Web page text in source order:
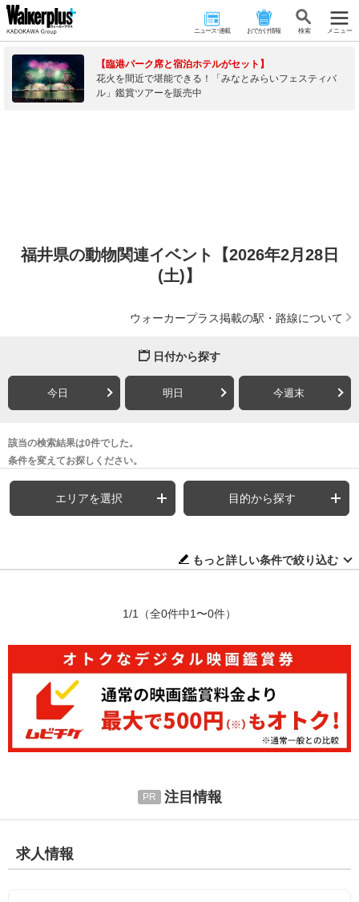
ニュース･連載 おでかけ情報 検 索 メニュー
【臨港パーク席と宿泊ホテルがセット】
花火を間近で堪能できる！「みなとみらいフェスティバ
ル」鑑賞ツアーを販売中
福井県の動物関連イベント【2026年2月28日
(土)】
ウォーカープラス掲載の駅・路線について
日付から探す
今日 明日 今週末
該当の検索結果は0件でした。
条件を変えてお探しください。
エリアを選択 目的から探す
もっと詳しい条件で絞り込む
1/1 （全0件中1〜0件）
注目情報
求人情報